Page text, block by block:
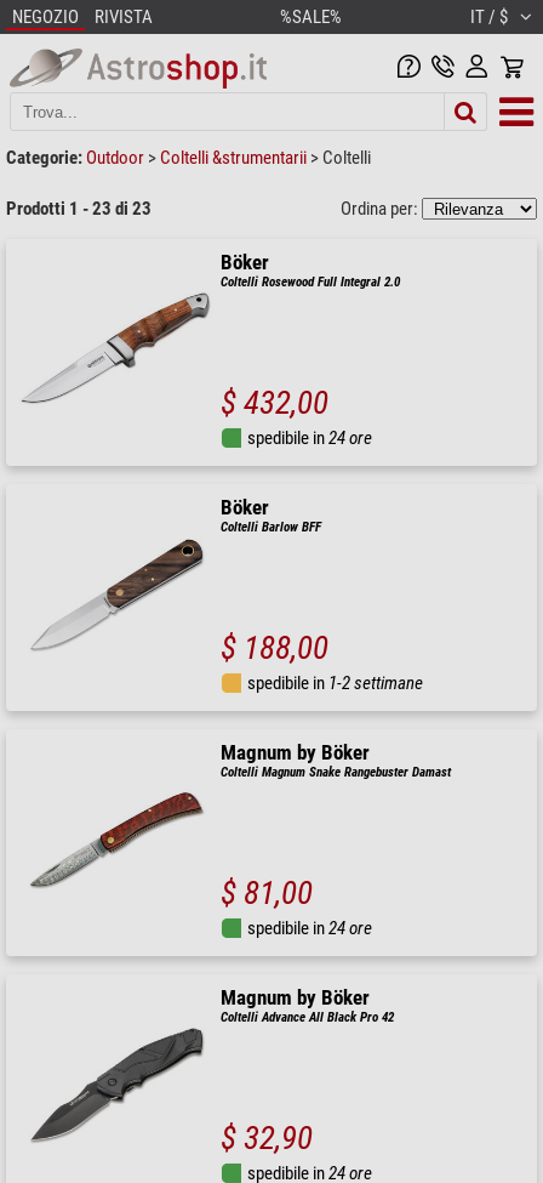
NEGOZIO RIVISTA %SALE% IT / $
Categorie: Outdoor > Coltelli &strumentarii > Coltelli
Prodotti 1 - 23 di 23 Ordina per:
Böker
Coltelli Rosewood Full Integral 2.0
$ 432,00
spedibile in24 ore
Böker
Coltelli Barlow BFF
$ 188,00
spedibile in 1-2 settimane
Magnum by Böker
Coltelli Magnum Snake Rangebuster Damast
$ 81,00
spedibile in24 ore
Magnum by Böker
Coltelli Advance All Black Pro 42
$ 32,90
spedibile in24 ore